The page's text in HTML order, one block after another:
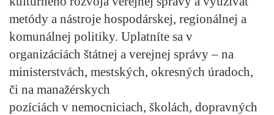
metódy a nástroje hospodárskej, regionálnej a
komunálnej politiky. Uplatníte sa v
organizáciách štátnej a verejnej správy – na
ministerstvách, mestských, okresných úradoch,
či na manažérskych
pozíciách v nemocniciach, školách, dopravných